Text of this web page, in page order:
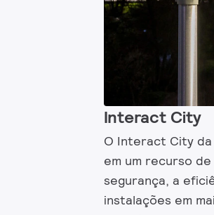
Interact City
O Interact City da
em um recurso
segurança, a
instalações em